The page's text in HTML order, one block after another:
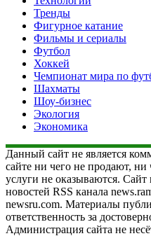
Тренды
Фигурное катание
Фильмы и сериалы
Футбол
Хоккей
Чемпионат мира по
Шахматы
Шоу-бизнес
Экология
Экономика
Данный сайт не является
сайте ни чего не продают,
услуги не оказываются. Сайт
новостей RSS канала
newsru.com. Материалы
ответственность за
Администрация сайта не